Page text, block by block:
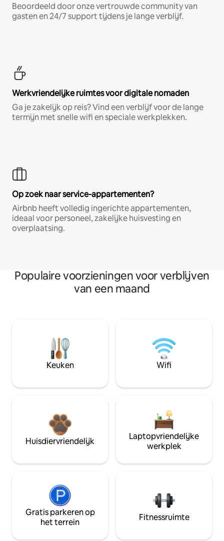
Beoordeeld door onze vertrouwde community van
gasten en 24/7 support tijdens je lange verblijf.
Werkvriendelijke ruimtes voor digitale nomaden
Ga je zakelijk op reis? Vind een verblijf voor de lange
termijn met snelle wifi en speciale werkplekken.
Op zoek naar service-appartementen?
Airbnb heeft volledig ingerichte appartementen,
ideaal voor personeel, zakelijke huisvesting en
overplaatsing.
Populaire voorzieningen voor verblijven
van een maand
Keuken Wifi
Huisdiervriendelijk
Laptopvriendelijke
werkplek
Gratis parkeren op
het terrein
Fitnessruimte